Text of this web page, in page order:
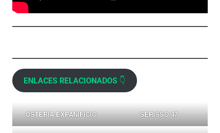
ENLACES RELACIONADOS 👇
OSTERIA EXPANIFICIO SERISSO 47